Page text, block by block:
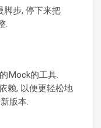
脚步, 停下来把
.
Mock的工具.
赖, 以便更轻松地
版本.